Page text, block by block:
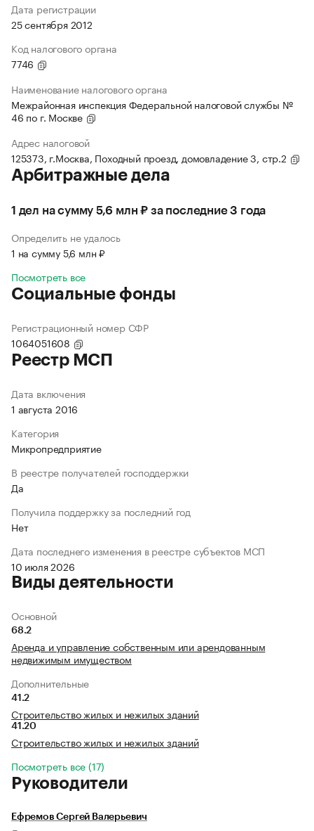
Дата регистрации
25 сентября 2012
Код налогового органа
7746
Наименование налогового органа
Межрайонная инспекция Федеральной налоговой службы №
46 по г. Москве
Адрес налоговой
125373, г.Москва, Походный проезд, домовладение 3, стр.2
Арбитражные дела
1 дел на сумму 5,6 млн ₽ за последние 3 года
Определить не удалось
1 на сумму 5,6 млн ₽
Посмотреть все
Социальные фонды
Регистрационный номер СФР
1064051608
Реестр МСП
Дата включения
1 августа 2016
Категория
Микропредприятие
В реестре получателей господдержки
Да
Получила поддержку за последний год
Нет
Дата последнего изменения в реестре субъектов МСП
10 июля 2026
Виды деятельности
Основной
68.2
Аренда и управление собственным или арендованным
недвижимым имуществом
Дополнительные
41.2
Строительство жилых и нежилых зданий
41.20
Строительство жилых и нежилых зданий
Посмотреть все (17)
Руководители
Ефремов Сергей Валерьевич